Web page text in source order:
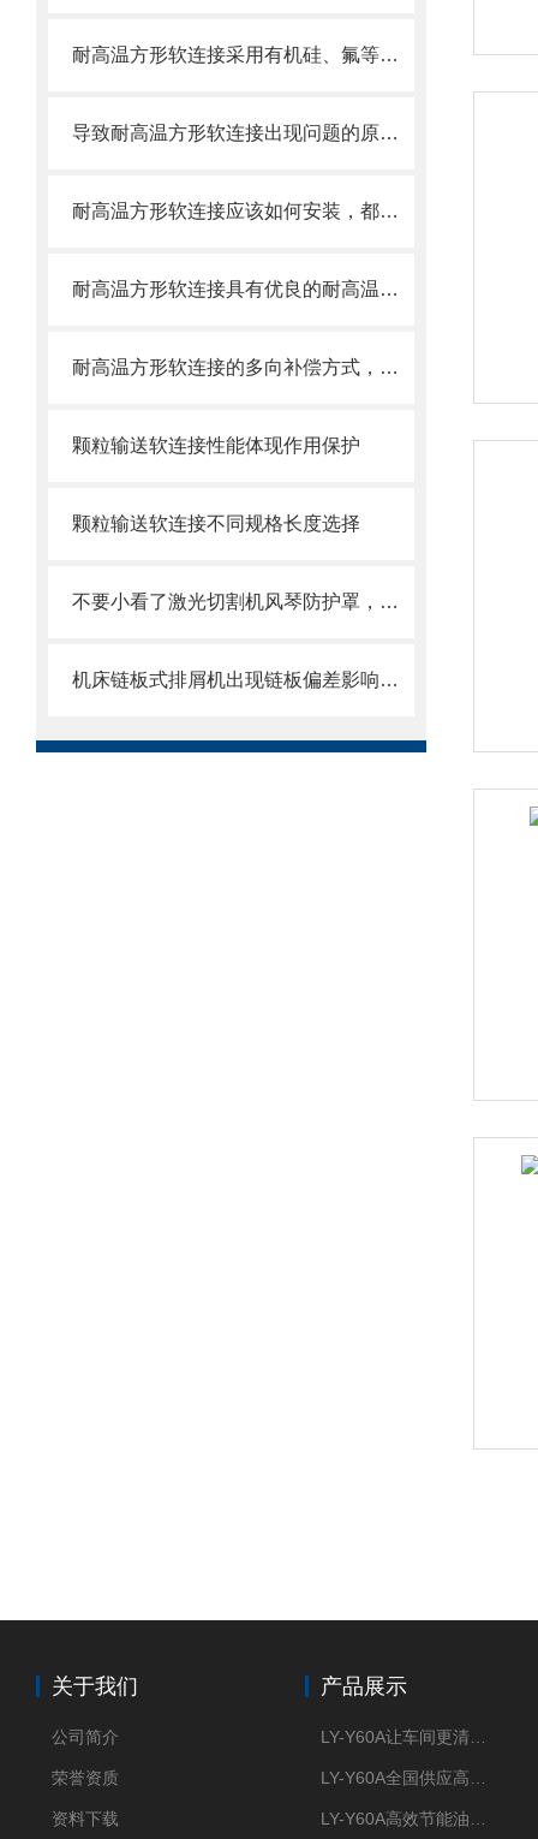
耐高温方形软连接采用有机硅、氟等高分子材料涂覆处理
导致耐高温方形软连接出现问题的原因大家都遇到哪些？
耐高温方形软连接应该如何安装，都需要注意什么
耐高温方形软连接具有优良的耐高温、耐腐蚀和密封性能
耐高温方形软连接的多向补偿方式，可提供较大的轴向、角向和侧向位移
颗粒输送软连接性能体现作用保护
颗粒输送软连接不同规格长度选择
不要小看了激光切割机风琴防护罩，它可有不少优势呢
机床链板式排屑机出现链板偏差影响效率了怎么办？
关于我们
公司简介
荣誉资质
资料下载
产品展示